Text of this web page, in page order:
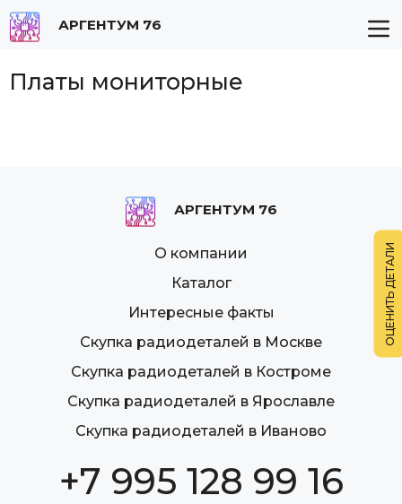
АРГЕНТУМ 76
Платы мониторные
АРГЕНТУМ 76
О компании
Каталог
Интересные факты
Скупка радиодеталей в Москве
Скупка радиодеталей в Костроме
Скупка радиодеталей в Ярославле
Скупка радиодеталей в Иваново
+7 995 128 99 16